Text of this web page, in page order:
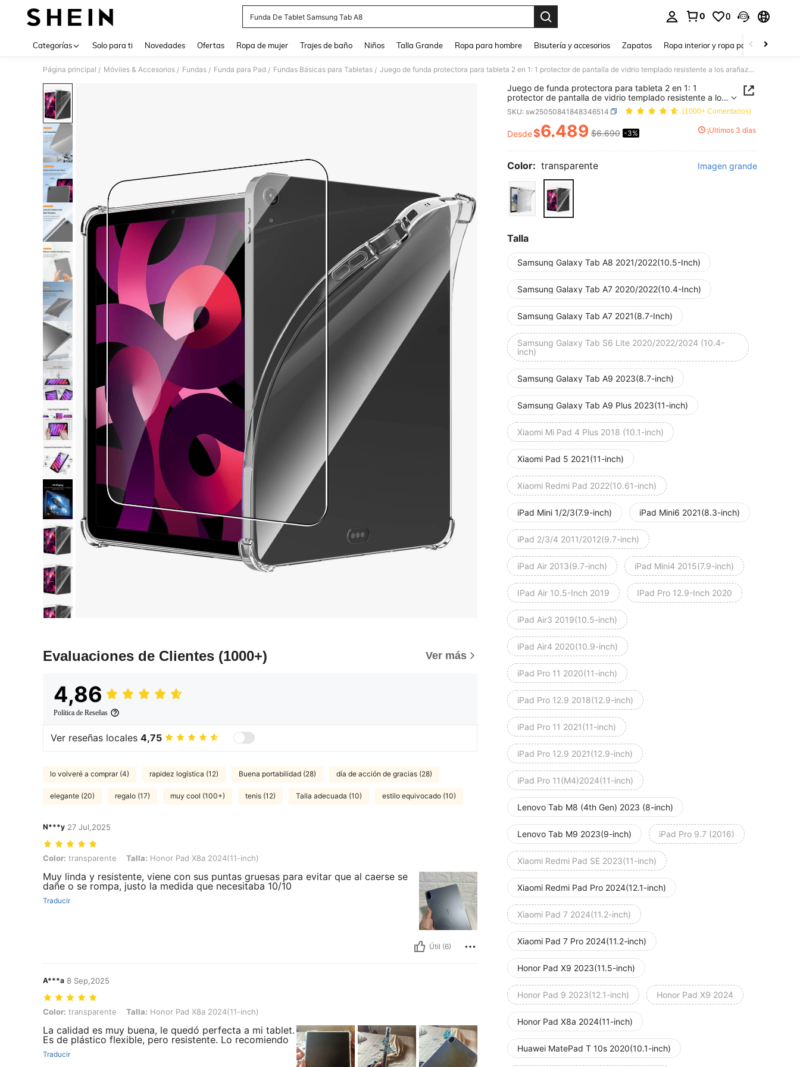
Funda De Tablet Samsung Tab A8
0 0
Categorías Solo para ti Novedades Ofertas Ropa de mujer Trajes de baño Niños Talla Grande Ropa para hombre Bisutería y accesorios Zapatos Ropa interior y ropa para dormir
Página principal / Móviles & Accesorios / Fundas / Funda para Pad / Fundas Básicas para Tabletas / Juego de funda protectora para tableta 2 en 1: 1 protector de pantalla de vidrio templado resistente a los arañazos + 1 funda protectora de silicona TPU anti-golpes y anti-arañazos, compatible con iPad/MatePad/Honor Pad/Tab/Mi Redmi/Galaxy Tab, empaque protector grueso - Transparente
Evaluaciones de Clientes (1000+) Ver más
4,86
Política de Reseñas
Ver reseñas locales 4,75
lo volveré a comprar (4) rapidez logística (12) Buena portabilidad (28) día de acción de gracias (28)
elegante (20) regalo (17) muy cool (100+) tenis (12) Talla adecuada (10) estilo equivocado (10)
N***y 27 Jul,2025
Color: transparente, Talla: Honor Pad X8a 2024(11-inch)
Color: transparente Talla: Honor Pad X8a 2024(11-inch)
Muy linda y resistente, viene con sus puntas gruesas para evitar que al caerse se
dañe o se rompa, justo la medida que necesitaba 10/10
Traducir
Útil (6)
A***a 8 Sep,2025
Color: transparente, Talla: Honor Pad X8a 2024(11-inch)
Color: transparente Talla: Honor Pad X8a 2024(11-inch)
La calidad es muy buena, le quedó perfecta a mi tablet.
Es de plástico flexible, pero resistente. Lo recomiendo
Traducir
Juego de funda protectora para tableta 2 en 1: 1
protector de pantalla de vidrio templado resistente a los
arañazos + 1 funda protectora de silicona TPU anti-
golpes y anti-arañazos, compatible con
iPad/MatePad/Honor Pad/Tab/Mi Redmi/Galaxy Tab,
empaque protector grueso - Transparente
SKU: sw25050841848346514 (1000+ Comentarios)
PRICE AND AVAILABILITY
Desde$6.489 $6.690 -3% ¡Últimos 3 días
Color: transparente Imagen grande
Talla
Samsung Galaxy Tab A8 2021/2022(10.5-Inch)
Samsung Galaxy Tab A7 2020/2022(10.4-Inch)
Samsung Galaxy Tab A7 2021(8.7-Inch)
Samsung Galaxy Tab S6 Lite 2020/2022/2024 (10.4-
inch)
Samsung Galaxy Tab A9 2023(8.7-inch)
Samsung Galaxy Tab A9 Plus 2023(11-inch)
Xiaomi Mi Pad 4 Plus 2018 (10.1-inch)
Xiaomi Pad 5 2021(11-inch)
Xiaomi Redmi Pad 2022(10.61-inch)
iPad Mini 1/2/3(7.9-inch) iPad Mini6 2021(8.3-inch)
iPad 2/3/4 2011/2012(9.7-inch)
iPad Air 2013(9.7-inch) iPad Mini4 2015(7.9-inch)
IPad Air 10.5-Inch 2019 IPad Pro 12.9-Inch 2020
iPad Air3 2019(10.5-inch)
iPad Air4 2020(10.9-inch)
iPad Pro 11 2020(11-inch)
iPad Pro 12.9 2018(12.9-inch)
iPad Pro 11 2021(11-inch)
iPad Pro 12.9 2021(12.9-inch)
iPad Pro 11(M4)2024(11-inch)
Lenovo Tab M8 (4th Gen) 2023 (8-inch)
Lenovo Tab M9 2023(9-inch) iPad Pro 9.7 (2016)
Xiaomi Redmi Pad SE 2023(11-inch)
Xiaomi Redmi Pad Pro 2024(12.1-inch)
Xiaomi Pad 7 2024(11.2-inch)
Xiaomi Pad 7 Pro 2024(11.2-inch)
Honor Pad X9 2023(11.5-inch)
Honor Pad 9 2023(12.1-inch) Honor Pad X9 2024
Honor Pad X8a 2024(11-inch)
Huawei MatePad T 10s 2020(10.1-inch)